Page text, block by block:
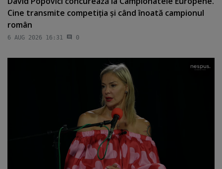
Cine transmite competiţia şi când înoată campionul
român
6 AUG 2026 16:31 0